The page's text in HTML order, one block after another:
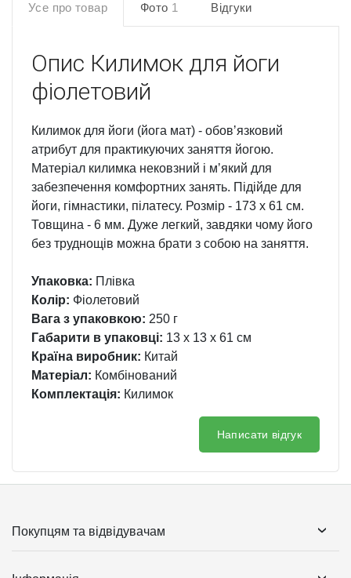
Усе про товар Фото 1 Відгуки
Опис Килимок для йоги
фіолетовий
Килимок для йоги (йога мат) - обовʼязковий
атрибут для практикуючих заняття йогою.
Матеріал килимка нековзний і мʼякий для
забезпечення комфортних занять. Підійде для
йоги, гімнастики, пілатесу. Розмір - 173 х 61 см.
Товщина - 6 мм. Дуже легкий, завдяки чому його
без труднощів можна брати з собою на заняття.
Упаковка: Плівка
Колір: Фіолетовий
Вага з упаковкою: 250 г
Габарити в упаковці: 13 x 13 x 61 см
Країна виробник: Китай
Матеріал: Комбінований
Комплектація: Килимок
Написати відгук
Покупцям та відвідувачам